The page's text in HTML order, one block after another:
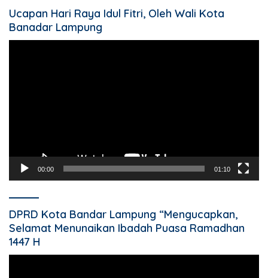
Ucapan Hari Raya Idul Fitri, Oleh Wali Kota
Banadar Lampung
00:00 01:10
DPRD Kota Bandar Lampung “Mengucapkan,
Selamat Menunaikan Ibadah Puasa Ramadhan
1447 H